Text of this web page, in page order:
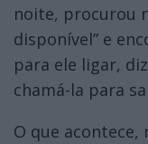
noite, procurou
disponível” e
para ele ligar,
chamá-la para
O que acontece,